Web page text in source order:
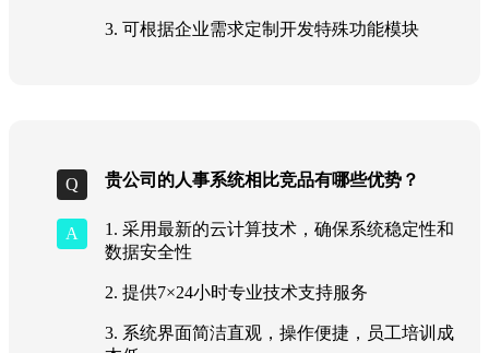
3. 可根据企业需求定制开发特殊功能模块
贵公司的人事系统相比竞品有哪些优势？
1. 采用最新的云计算技术，确保系统稳定性和
数据安全性
2. 提供7×24小时专业技术支持服务
3. 系统界面简洁直观，操作便捷，员工培训成